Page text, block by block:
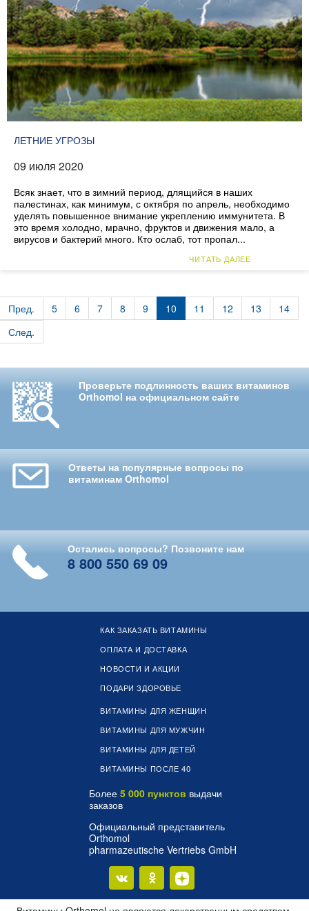
ЛЕТНИЕ УГРОЗЫ
09 июля 2020
Всяк знает, что в зимний период, длящийся в наших
палестинах, как минимум, с октября по апрель, необходимо
уделять повышенное внимание укреплению иммунитета. В
это время холодно, мрачно, фруктов и движения мало, а
вирусов и бактерий много. Кто ослаб, тот пропал...
ЧИТАТЬ ДАЛЕЕ
Пред. 5 6 7 8 9 10 11 12 13
14
След.
Проверьте подлинность ваших витаминов
Orthomol на официальном сайте
Ответы на популярные вопросы по
витаминам Orthomol
Остались вопросы? Позвоните нам
8 800 550 69 09
КАК ЗАКАЗАТЬ ВИТАМИНЫ
ОПЛАТА И ДОСТАВКА
НОВОСТИ И АКЦИИ
ПОДАРИ ЗДОРОВЬЕ
ВИТАМИНЫ ДЛЯ ЖЕНЩИН
ВИТАМИНЫ ДЛЯ МУЖЧИН
ВИТАМИНЫ ДЛЯ ДЕТЕЙ
ВИТАМИНЫ ПОСЛЕ 40
Более 5 000 пунктов выдачи
заказов
Официальный представитель
Orthomol
pharmazeutische Vertriebs GmbH